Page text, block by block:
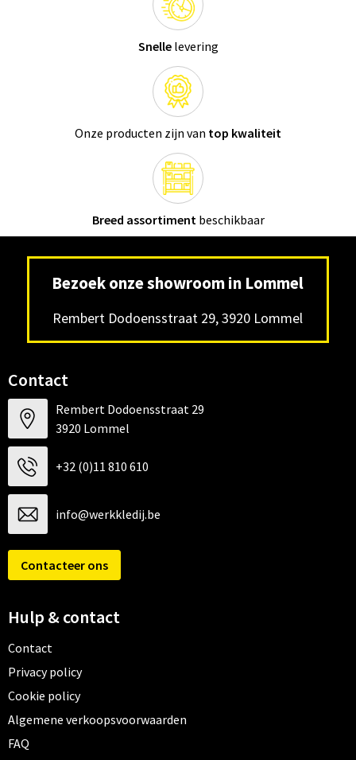
Snellelevering
Onze producten zijn van top kwaliteit
Breed assortiment beschikbaar
Bezoek onze showroom in Lommel
Rembert Dodoensstraat 29, 3920 Lommel
Contact
Rembert Dodoensstraat 29
3920 Lommel
+32 (0)11 810 610
info@werkkledij.be
Contacteer ons
Hulp & contact
Contact
Privacy policy
Cookie policy
Algemene verkoopsvoorwaarden
FAQ